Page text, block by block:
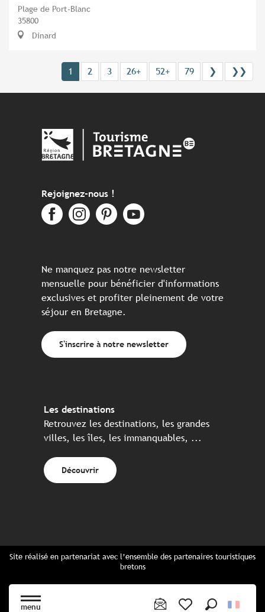
menu
Plage de Port-Blanc
35800
Dinard
1 2 3 26+ 52+ 79 ❯ ❯❯
Rejoignez-nous !
Ne manquez pas notre newsletter
mensuelle pour bénéficier d'informations
exclusives et profiter pleinement de votre
séjour en Bretagne.
S'inscrire à notre newsletter
Les destinations
Retrouvez les destinations, les grandes
villes, les îles, les immanquables, ...
Découvrir
Site réalisé en partenariat avec l’ensemble des partenaires touristiques
bretons
Cartes Bretagne & brochures